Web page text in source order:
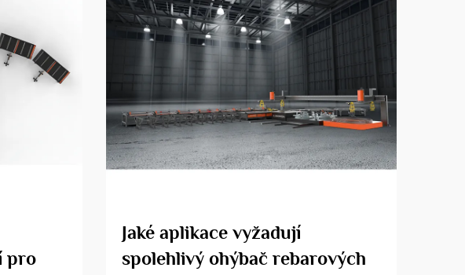
pro
Jaké aplikace vyžadují
spolehlivý ohýbač rebarových